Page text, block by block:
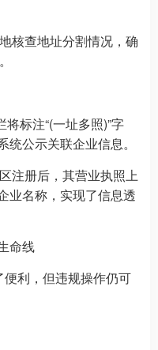
核查地址分割情况，确
将标注“(一址多照)”字
公示关联企业信息。
注册后，其营业执照上
业名称，实现了信息透
命线
便利，但违规操作仍可